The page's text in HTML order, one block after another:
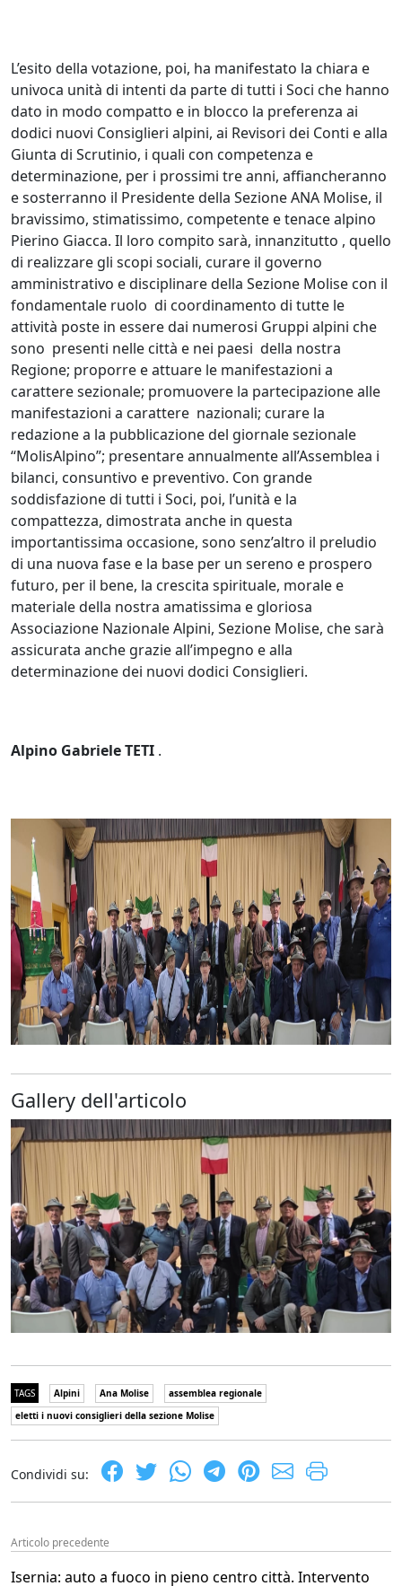
L’esito della votazione, poi, ha manifestato la chiara e
univoca unità di intenti da parte di tutti i Soci che hanno
dato in modo compatto e in blocco la preferenza ai
dodici nuovi Consiglieri alpini, ai Revisori dei Conti e alla
Giunta di Scrutinio, i quali con competenza e
determinazione, per i prossimi tre anni, affiancheranno
e sosterranno il Presidente della Sezione ANA Molise, il
bravissimo, stimatissimo, competente e tenace alpino
Pierino Giacca. Il loro compito sarà, innanzitutto , quello
di realizzare gli scopi sociali, curare il governo
amministrativo e disciplinare della Sezione Molise con il
fondamentale ruolo di coordinamento di tutte le
attività poste in essere dai numerosi Gruppi alpini che
sono presenti nelle città e nei paesi della nostra
Regione; proporre e attuare le manifestazioni a
carattere sezionale; promuovere la partecipazione alle
manifestazioni a carattere nazionali; curare la
redazione a la pubblicazione del giornale sezionale
“MolisAlpino”; presentare annualmente all’Assemblea i
bilanci, consuntivo e preventivo. Con grande
soddisfazione di tutti i Soci, poi, l’unità e la
compattezza, dimostrata anche in questa
importantissima occasione, sono senz’altro il preludio
di una nuova fase e la base per un sereno e prospero
futuro, per il bene, la crescita spirituale, morale e
materiale della nostra amatissima e gloriosa
Associazione Nazionale Alpini, Sezione Molise, che sarà
assicurata anche grazie all’impegno e alla
determinazione dei nuovi dodici Consiglieri.
Alpino Gabriele TETI .
Gallery dell'articolo
TAGS Alpini Ana Molise
assemblea regionale
eletti i nuovi consiglieri della sezione Molise
Condividi su:
Articolo precedente
Isernia: auto a fuoco in pieno centro città. Intervento